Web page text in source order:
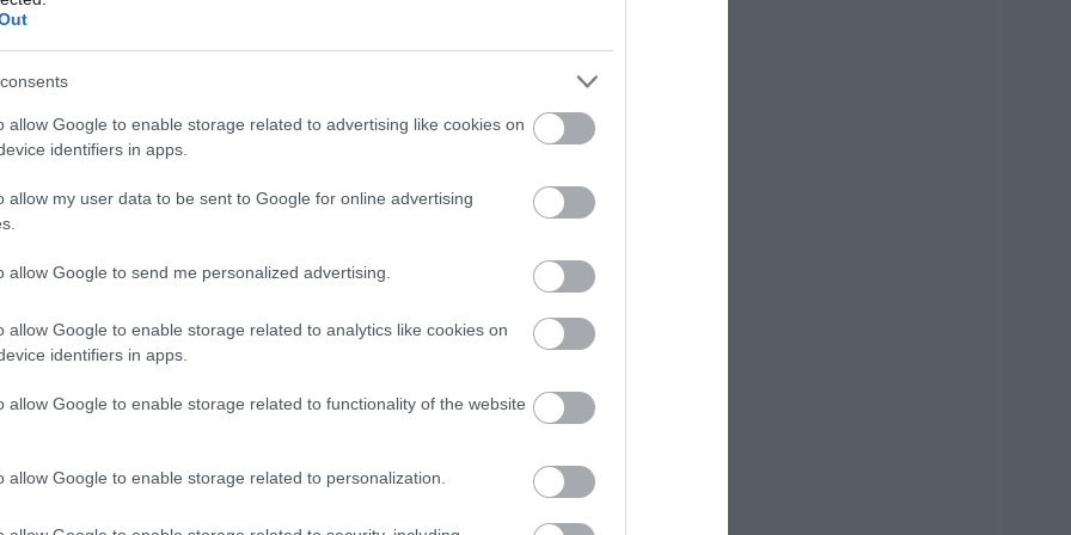
allow Google to enable storage related to advertising like cookies on
identifiers in apps.
allow my user data to be sent to Google for online advertising
allow Google to send me personalized advertising.
allow Google to enable storage related to analytics like cookies on
identifiers in apps.
allow Google to enable storage related to functionality of the website
allow Google to enable storage related to personalization.
ευθεία για την ολοκλήρωση της
Zubkov, καθώς ο 29χρονος Ουκρανός
τις απαραίτητες ιατρικές και
Αθήνα.
αφίχθη στην ελληνική πρωτεύουσα το πρωί
τη διαδικασία των εξετάσεων, η οποία
Παράλληλα διευθετήθηκαν και οι
συμφωνίας, με αποτέλεσμα να απομένει
από την Ένωση.
αναμένεται μέσα στην Τετάρτη,
προσθήκη της ΑΕΚ στο φετινό μεταγραφικό